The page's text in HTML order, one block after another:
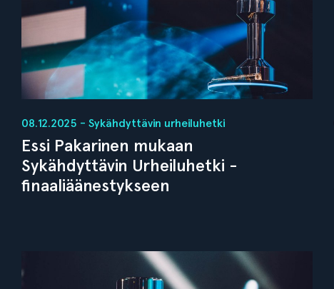
08.12.2025 - Sykähdyttävin urheiluhetki
Essi Pakarinen mukaan
Sykähdyttävin Urheiluhetki -
finaaliäänestykseen